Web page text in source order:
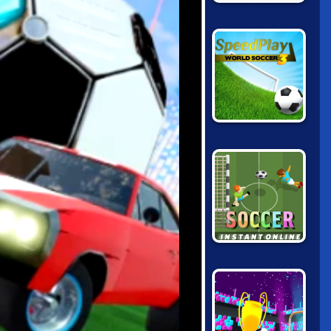
WORLD SOCCER